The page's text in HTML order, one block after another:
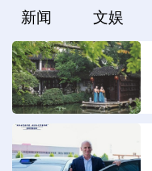
新闻 文娱